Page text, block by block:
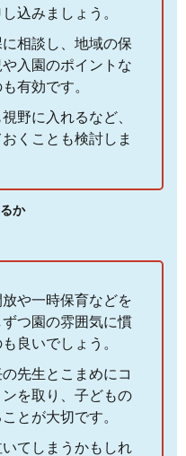
込みましょう。
相談し、地域の保
入園のポイントな
有効です。
野に入れるなど、
くことも検討しま
か
や一時保育などを
つ園の雰囲気に慣
良いでしょう。
先生とこまめにコ
を取り、子どもの
とが大切です。
てしまうかもしれ